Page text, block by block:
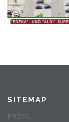
SITEMAP
PROFIL